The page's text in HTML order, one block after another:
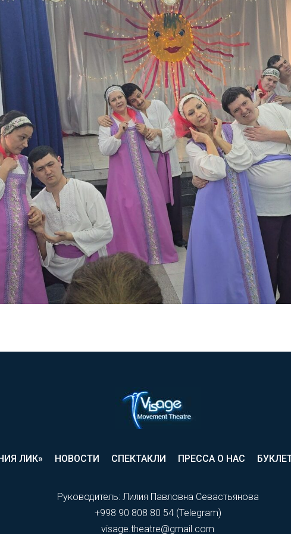
ЛИК» НОВОСТИ СПЕКТАКЛИ ПРЕССА О НАС
Руководитель: Лилия Павловна Севастьянова
+998 90 808 80 54 (Telegram)
visage.theatre@gmail.com